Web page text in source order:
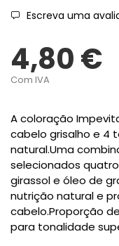
Escreva uma
4,80 €
Com IVA
A coloração
cabelo grisalho e 4
natural.Uma
selecionados
girassol e óleo de
nutrição natural e
cabelo.Proporção
para tonalidade